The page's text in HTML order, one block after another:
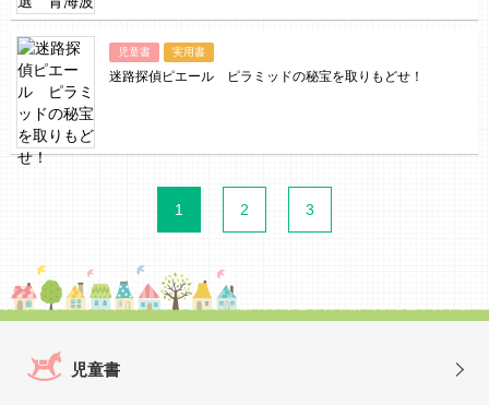
児童書 実用書
迷路探偵ピエール ピラミッドの秘宝を取りもどせ！
1 2 3
児童書